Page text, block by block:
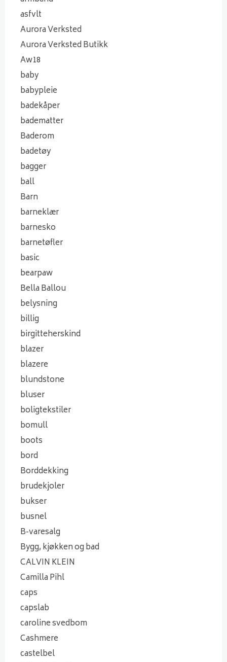
asfvlt
Aurora Verksted
Aurora Verksted Butikk
Aw18
baby
babypleie
badekåper
badematter
Baderom
badetøy
bagger
ball
Barn
barneklær
barnesko
barnetøfler
basic
bearpaw
Bella Ballou
belysning
billig
birgitteherskind
blazer
blazere
blundstone
bluser
boligtekstiler
bomull
boots
bord
Borddekking
brudekjoler
bukser
busnel
B-varesalg
Bygg, kjøkken og bad
CALVIN KLEIN
Camilla Pihl
caps
capslab
caroline svedbom
Cashmere
castelbel